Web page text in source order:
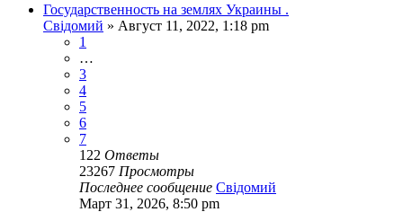
Государственность на землях Украины .
Свідомий » Август 11, 2022, 1:18 pm
1
…
3
4
5
6
7
122 Ответы
23267 Просмотры
Последнее сообщение Свідомий
Март 31, 2026, 8:50 pm